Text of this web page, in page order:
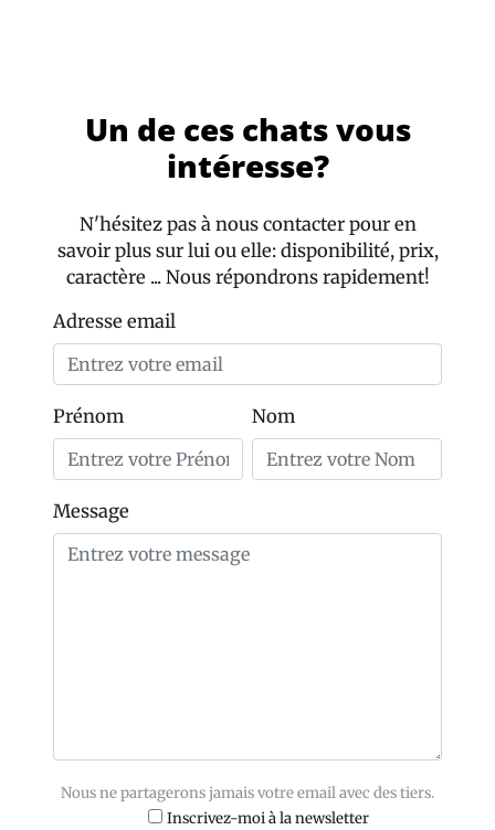
Un de ces chats vous
intéresse?
N'hésitez pas à nous contacter pour en
savoir plus sur lui ou elle: disponibilité, prix,
caractère ... Nous répondrons rapidement!
Adresse email
Prénom Nom
Message
Nous ne partagerons jamais votre email avec des tiers.
Inscrivez-moi à la newsletter